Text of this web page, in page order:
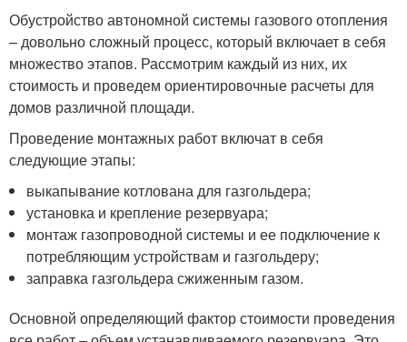
Обустройство автономной системы газового отопления
– довольно сложный процесс, который включает в себя
множество этапов. Рассмотрим каждый из них, их
стоимость и проведем ориентировочные расчеты для
домов различной площади.
Проведение монтажных работ включат в себя
следующие этапы:
выкапывание котлована для газгольдера;
установка и крепление резервуара;
монтаж газопроводной системы и ее подключение к
потребляющим устройствам и газгольдеру;
заправка газгольдера сжиженным газом.
Основной определяющий фактор стоимости проведения